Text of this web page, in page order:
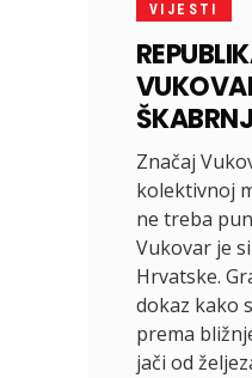
VIJESTI
Značaj
kolektivnoj
ne treba
Vukovar je
Hrvatske.
dokaz kako
prema
jači od